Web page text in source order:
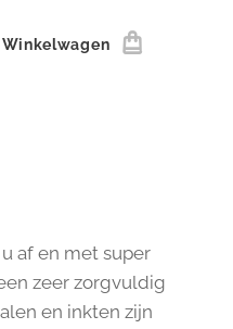
Winkelwagen
af en met super
zeer zorgvuldig
en inkten zijn